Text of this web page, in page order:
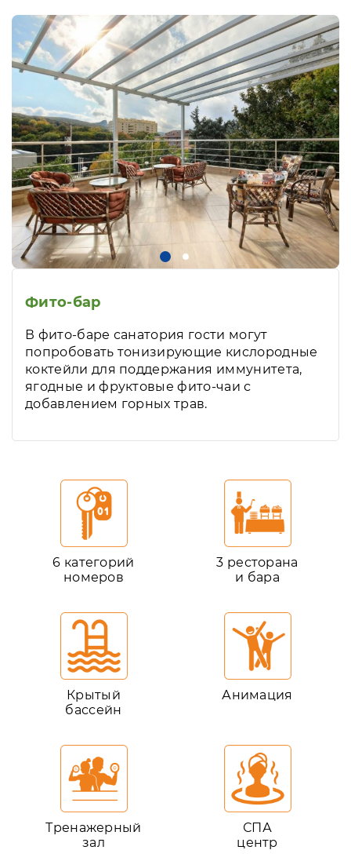
Фито-бар
В фито-баре санатория гости могут
попробовать тонизирующие кислородные
коктейли для поддержания иммунитета,
ягодные и фруктовые фито-чаи с
добавлением горных трав.
6 категорий
номеров
3 ресторана
и бара
Крытый
бассейн
Анимация
Тренажерный
зал
СПА
центр